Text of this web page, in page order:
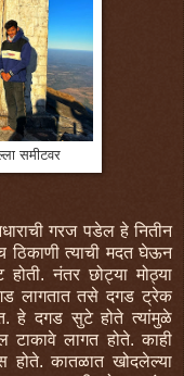
समीटवर
गरज पडेल हे नितीन
ठिकाणी त्याची मदत घेऊन
नंतर छोट्या मोठ्या
लागतात तसे दगड ट्रेक
हे दगड सुटे होते त्यांमुळे
टाकावे लागत होते. काही
कातळात खोदलेल्या